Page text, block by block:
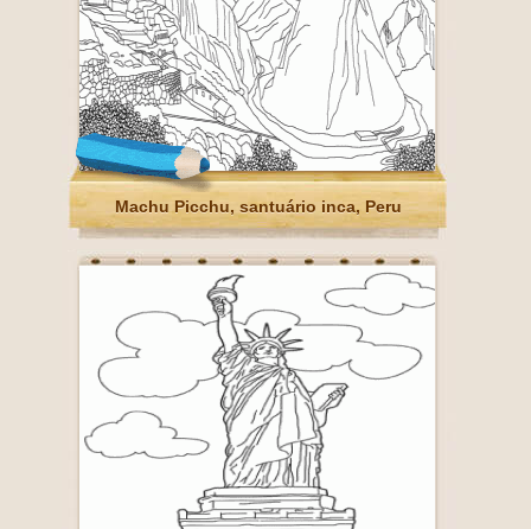
Machu Picchu, santuário inca, Peru